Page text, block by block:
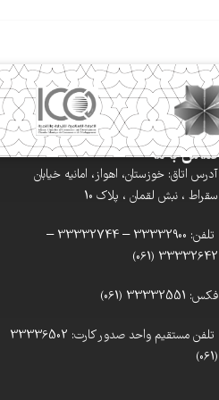
تماس با ما
آدرس اتاق: خوزستان، اهواز، امانیه خیابان
سقراط ، نبش لقمان ، پلاک 10
تلفن: 33332900 – 33332744 –
33332642 (061)
فکس: 33332551 (061)
تلفن مستقیم واحد صدور کارت: 33336502
(061)